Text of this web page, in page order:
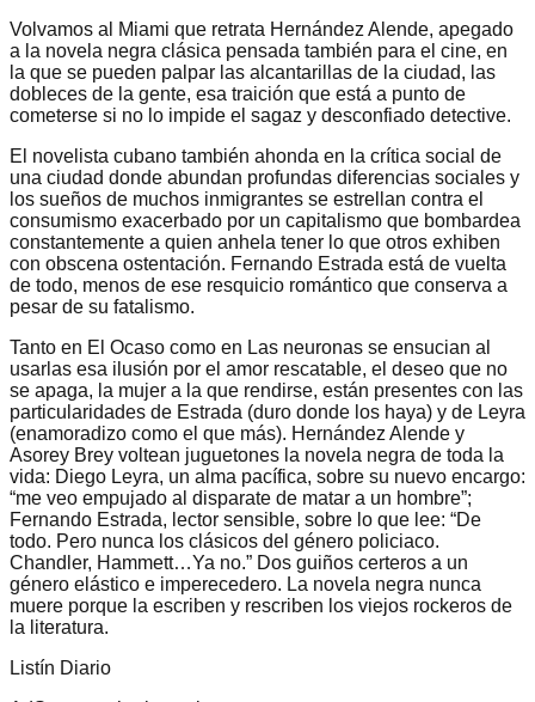
Volvamos al Miami que retrata Hernández Alende, apegado
a la novela negra clásica pensada también para el cine, en
la que se pueden palpar las alcantarillas de la ciudad, las
dobleces de la gente, esa traición que está a punto de
cometerse si no lo impide el sagaz y desconfiado detective.
El novelista cubano también ahonda en la crítica social de
una ciudad donde abundan profundas diferencias sociales y
los sueños de muchos inmigrantes se estrellan contra el
consumismo exacerbado por un capitalismo que bombardea
constantemente a quien anhela tener lo que otros exhiben
con obscena ostentación. Fernando Estrada está de vuelta
de todo, menos de ese resquicio romántico que conserva a
pesar de su fatalismo.
Tanto en El Ocaso como en Las neuronas se ensucian al
usarlas esa ilusión por el amor rescatable, el deseo que no
se apaga, la mujer a la que rendirse, están presentes con las
particularidades de Estrada (duro donde los haya) y de Leyra
(enamoradizo como el que más). Hernández Alende y
Asorey Brey voltean juguetones la novela negra de toda la
vida: Diego Leyra, un alma pacífica, sobre su nuevo encargo:
“me veo empujado al disparate de matar a un hombre”;
Fernando Estrada, lector sensible, sobre lo que lee: “De
todo. Pero nunca los clásicos del género policiaco.
Chandler, Hammett…Ya no.” Dos guiños certeros a un
género elástico e imperecedero. La novela negra nunca
muere porque la escriben y rescriben los viejos rockeros de
la literatura.
Listín Diario